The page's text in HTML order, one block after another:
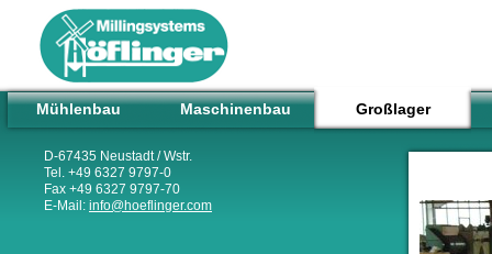
D-67435 Neustadt / Wstr.
Tel. +49 6327 9797-0
Fax +49 6327 9797-70
E-Mail: info@hoeflinger.com
Mühlenbau Maschinenbau Großlager